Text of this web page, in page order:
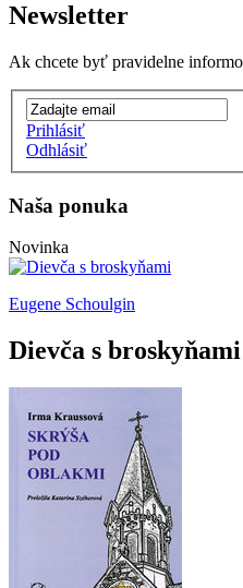
Newsletter
Ak chcete byť pravidelne
Prihlásiť
Odhlásiť
Naša ponuka
Novinka
Eugene Schoulgin
Dievča s broskyňami